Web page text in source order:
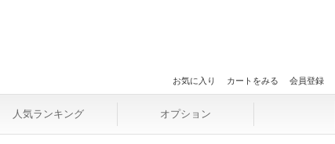
お気に入り カートをみる 会員登録
人気ランキング オプション